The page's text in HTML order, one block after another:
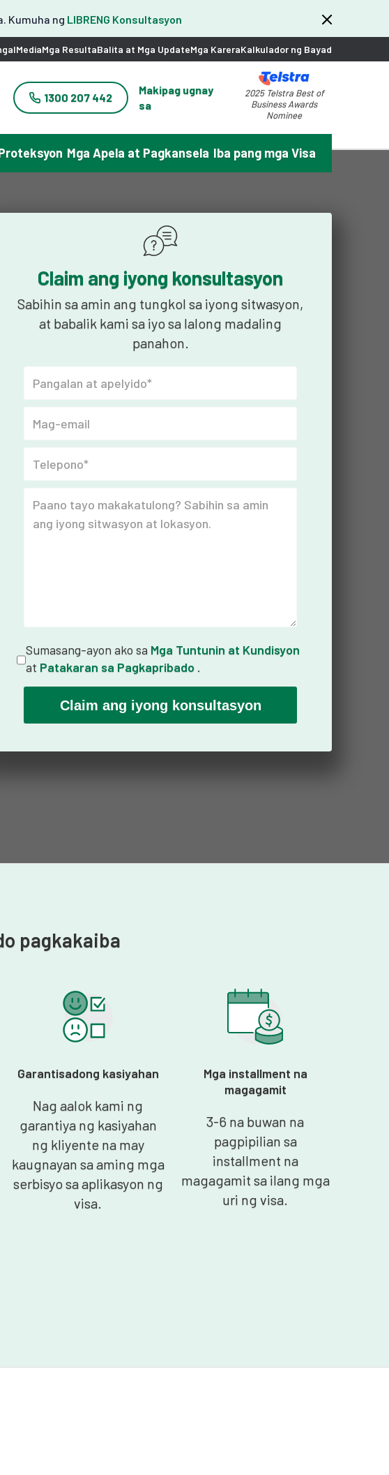
Kumuha ng LIBRENG Konsultasyon
MediaMga ResultaBalita at Mga UpdateMga KareraKalkulador ng Bayad
1300 207 442
Makipag ugnay
sa
2025 Telstra Best of
Business Awards
Nominee
Mga Apela at Pagkansela Iba pang mga Visa
Claim ang iyong konsultasyon
Sabihin sa amin ang tungkol sa iyong sitwasyon,
at babalik kami sa iyo sa lalong madaling
panahon.
Sumasang-ayon ako sa Mga Tuntunin at Kundisyon
at Patakaran sa Pagkapribado.
pagkakaiba
Garantisadong kasiyahan
Nag aalok kami ng
garantiya ng kasiyahan
ng kliyente na may
kaugnayan sa aming mga
serbisyo sa aplikasyon ng
visa.
Mga installment na
magagamit
3-6 na buwan na
pagpipilian sa
installment na
magagamit sa ilang mga
uri ng visa.